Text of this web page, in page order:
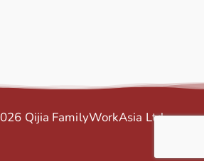
Qijia FamilyWorkAsia Ltd.